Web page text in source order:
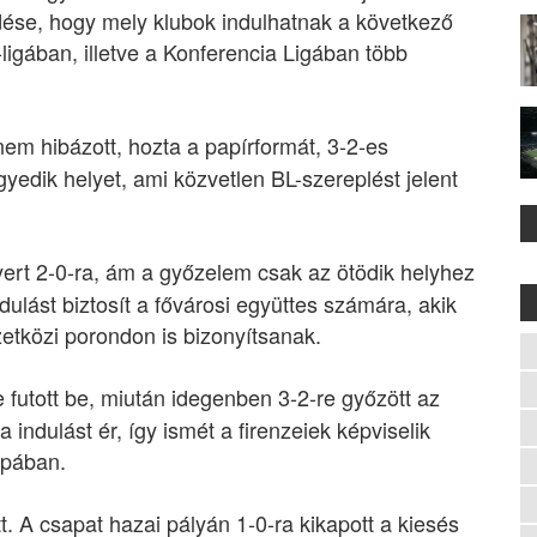
hogy mely klubok indulhatnak a következő
illetve a Konferencia Ligában több
hibázott, hozta a papírformát, 3-2-es
helyet, ami közvetlen BL-szereplést jelent
2-0-ra, ám a győzelem csak az ötödik helyhez
biztosít a fővárosi együttes számára, akik
porondon is bizonyítsanak.
be, miután idegenben 3-2-re győzött az
indulást ér, így ismét a firenzeiek képviselik
A csapat hazai pályán 1-0-ra kikapott a kiesés